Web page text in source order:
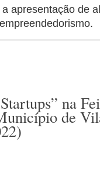
apresentação de
na
de